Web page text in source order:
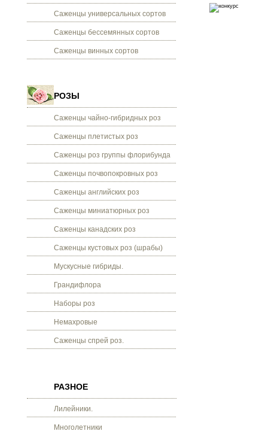
Саженцы универсальных сортов
Саженцы бессемянных сортов
Саженцы винных сортов
РОЗЫ
Саженцы чайно-гибридных роз
Саженцы плетистых роз
Саженцы роз группы флорибунда
Саженцы почвопокровных роз
Саженцы английских роз
Саженцы миниатюрных роз
Саженцы канадских роз
Саженцы кустовых роз (шрабы)
Мускусные гибриды.
Грандифлора
Наборы роз
Немахровые
Саженцы спрей роз.
РАЗНОЕ
Лилейники.
Многолетники